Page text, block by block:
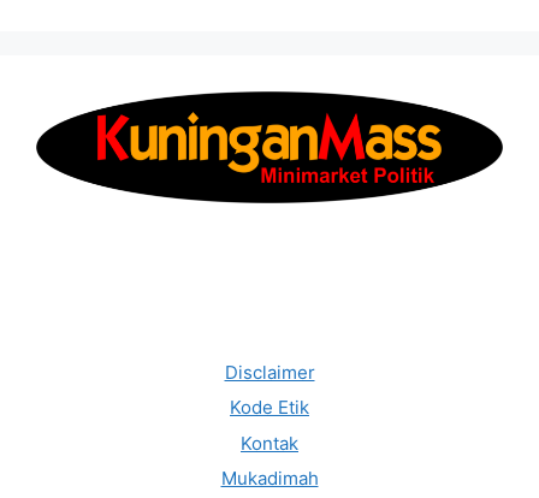
Disclaimer
Kode Etik
Kontak
Mukadimah